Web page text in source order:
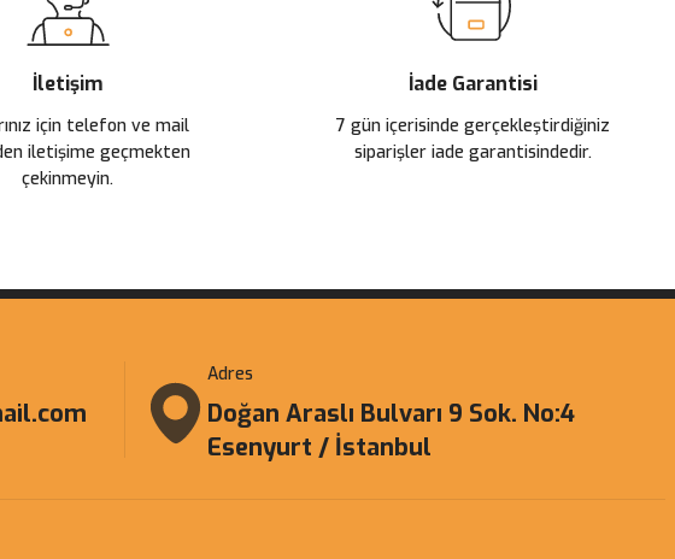
İletişim
için telefon ve mail
iletişime geçmekten
çekinmeyin.
İade Garantisi
7 gün içerisinde gerçekleştirdiğiniz
siparişler iade garantisindedir.
Adres
Doğan Araslı Bulvarı 9 Sok. No:4
Esenyurt / İstanbul